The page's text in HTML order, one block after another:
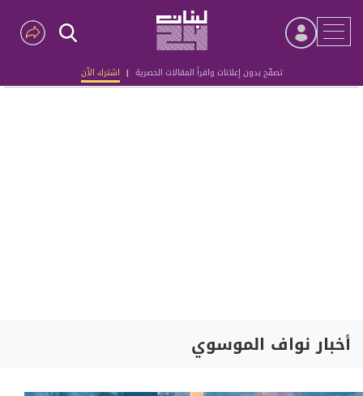
تصفّح بدون إعلانات واقرأ المقالات الحصرية | اشترك الآن
Advertisement
أخبار نواف الموسوي